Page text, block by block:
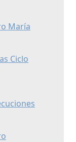
María
Ciclo